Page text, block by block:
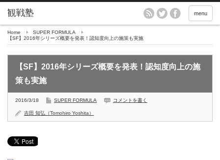
menu
Home
SUPER FORMULA
【SF】2016年シリーズ概要を発表！認知度向上の施策も実施
【SF】2016年シリーズ概要を発表！認知度向上の施
策も実施
2016/3/18 SUPER FORMULA コメントを書く
吉田 知弘（Tomohiro Yoshita）